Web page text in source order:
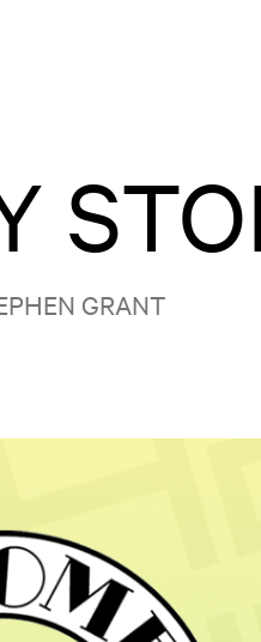
GRANT